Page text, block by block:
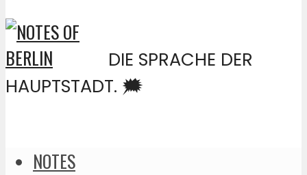
DIE SPRACHE DER
HAUPTSTADT. 🗯️
NOTES